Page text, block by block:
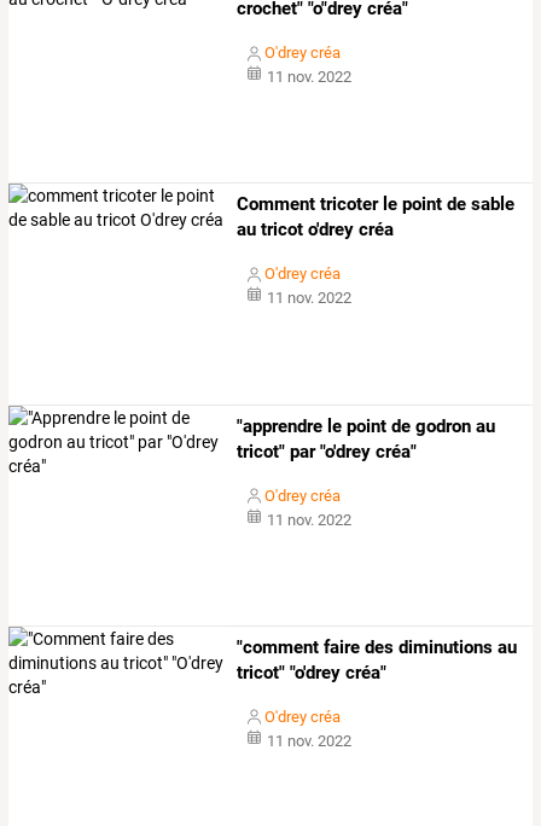
crochet" "o"drey créa"
O'drey créa
11 nov. 2022
Comment tricoter le point de sable
au tricot o'drey créa
O'drey créa
11 nov. 2022
"apprendre le point de godron au
tricot" par "o'drey créa"
O'drey créa
11 nov. 2022
"comment faire des diminutions au
tricot" "o'drey créa"
O'drey créa
11 nov. 2022